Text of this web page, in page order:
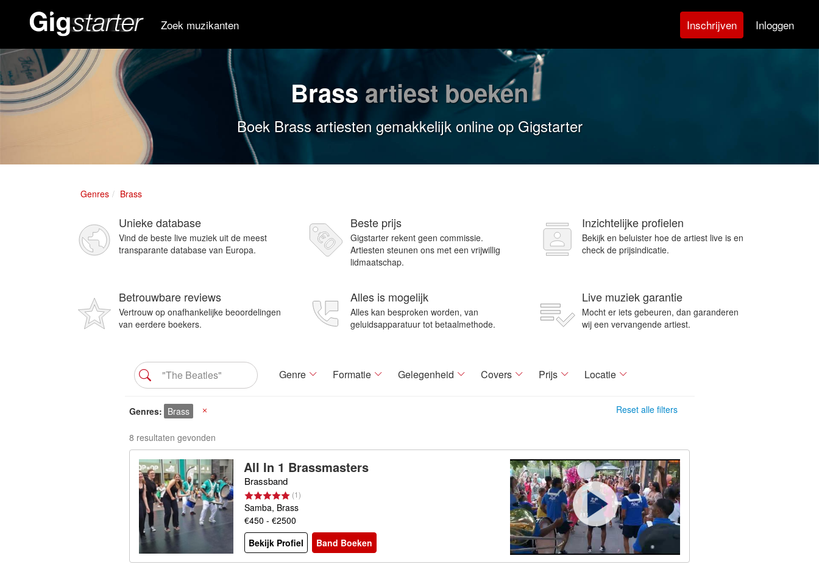
Zoek muzikanten Inschrijven Inloggen
Brass artiest boeken
Boek Brass artiesten gemakkelijk online op Gigstarter
Genres Brass
Unieke database
Vind de beste live muziek uit de meest
transparante database van Europa.
Beste prijs
Gigstarter rekent geen commissie.
Artiesten steunen ons met een vrijwillig
lidmaatschap.
Inzichtelijke profielen
Bekijk en beluister hoe de artiest live is en
check de prijsindicatie.
Betrouwbare reviews
Vertrouw op onafhankelijke beoordelingen
van eerdere boekers.
Alles is mogelijk
Alles kan besproken worden, van
geluidsapparatuur tot betaalmethode.
Live muziek garantie
Mocht er iets gebeuren, dan garanderen
wij een vervangende artiest.
Genre Formatie Gelegenheid Covers Prijs Locatie
Reset alle filters
Genres Brass
8 resultaten gevonden
All In 1 Brassmasters
Brassband
(1)
Samba, Brass
€450 - €2500
Bekijk Profiel
Band Boeken